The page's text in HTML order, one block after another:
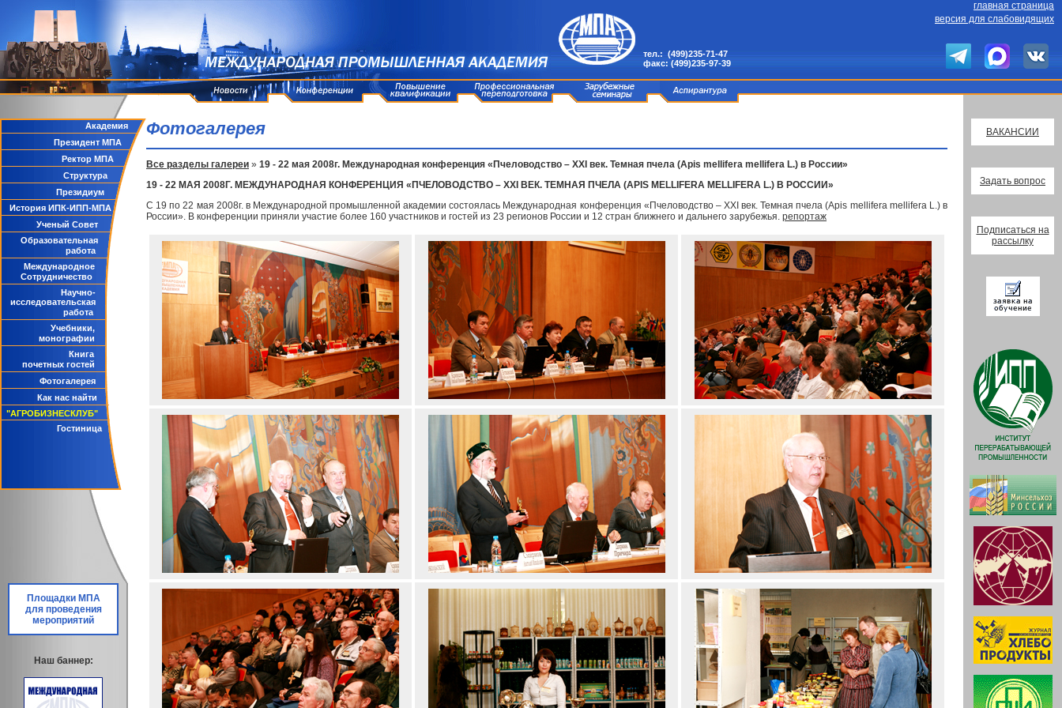
тел.: (499)235-71-47
факс: (499)235-97-39
главная страница
версия для слабовидящих
Академия
Президент МПА
Ректор МПА
Структура
Президиум
История ИПК-ИПП-МПА
Ученый Совет
Образовательная
работа
Международное
Сотрудничество
Научно-
исследовательская
работа
Учебники,
монографии
Книга
почетных гостей
Фотогалерея
Как нас найти
"АГРОБИЗНЕСКЛУБ"
Гостиница
Площадки МПА
для проведения
мероприятий
Наш баннер:
Фотогалерея
Все разделы галереи » 19 - 22 мая 2008г. Международная конференция «Пчеловодство – XXI век. Темная пчела (Apis mellifera mellifera L.) в России»
19 - 22 МАЯ 2008Г. МЕЖДУНАРОДНАЯ КОНФЕРЕНЦИЯ «ПЧЕЛОВОДСТВО – XXI ВЕК. ТЕМНАЯ ПЧЕЛА (APIS MELLIFERA MELLIFERA L.) В РОССИИ»
С 19 по 22 мая 2008г. в Международной промышленной академии состоялась Международная конференция «Пчеловодство – XXI век. Темная пчела (Apis mellifera mellifera L.) в
России». В конференции приняли участие более 160 участников и гостей из 23 регионов России и 12 стран ближнего и дальнего зарубежья. репортаж
ВАКАНСИИ
Задать вопрос
Подписаться на
рассылку